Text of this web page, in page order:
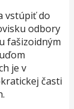
vstúpiť do
odbory
fašizoidným
je v
časti